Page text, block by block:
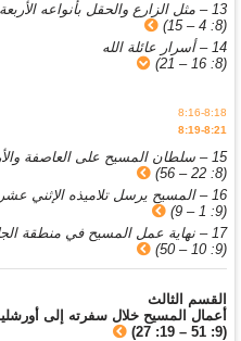
13 – مثل الزارع والحقل بأنواعه الأربعة
(8: 4 – 15)
14 – أسرار عائلة الله
(8: 16 – 21)
8:16-8:18
8:19-8:21
15 – سلطان المسيح على العاصفة والأرواح الشرّيرة والموت
(8: 22 – 56)
16 – المسيح يرسل تلاميذه الإثني عشر للتبشير
(9: 1 – 9)
17 – نهاية عمل المسيح في منطقة الجليل الجبلية
(9: 10 – 50)
القسم الثالث
أعمال المسيح خلال سفرته إلى
(9: 51 – 19: 27)